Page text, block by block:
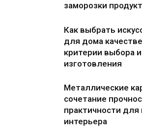
заморозки
Как выбрать
для дома
критерии выбора
изготовления
Металлические
сочетание
практичности для
интерьера